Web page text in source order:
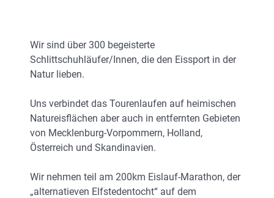
Wir sind über 300 begeisterte
Schlittschuhläufer/Innen, die den Eissport in der
Natur lieben.
Uns verbindet das Tourenlaufen auf heimischen
Natureisflächen aber auch in entfernten Gebieten
von Mecklenburg-Vorpommern, Holland,
Österreich und Skandinavien.
Wir nehmen teil am 200km Eislauf-Marathon, der
„alternatieven Elfstedentocht“ auf dem